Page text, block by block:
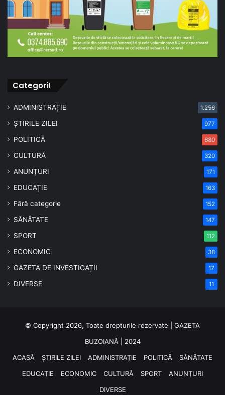
CategoriI
ADMINISTRAȚIE 1.256
ȘTIRILE ZILEI 977
POLITICĂ 680
CULTURĂ 320
ANUNȚURI 171
EDUCAȚIE 163
Fără categorie 152
SĂNĂTATE 147
SPORT 112
ECONOMIC 38
GAZETA DE INVESTIGAȚII 17
DIVERSE 11
© Copyright 2026, Toate drepturile rezervate | GAZETA
BUZOIANĂ | 2024
ACASĂ
ȘTIRILE ZILEI ADMINISTRAȚIE POLITICĂ
SĂNĂTATE
EDUCAȚIE
ECONOMIC CULTURĂ SPORT
ANUNȚURI
DIVERSE